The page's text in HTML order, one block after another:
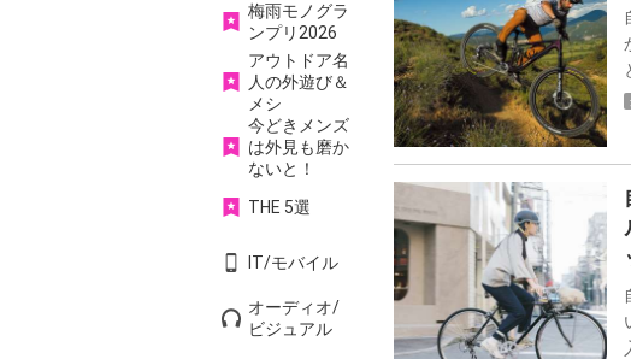
梅雨モノグラ
ンプリ2026
アウトドア名
人の外遊び＆
メシ
今どきメンズ
は外見も磨か
ないと！
THE 5選
IT/モバイル
オーディオ/
ビジュアル